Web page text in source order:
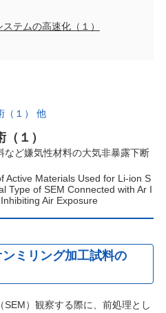
テムの高速化（１）
（１） 他
１）
など嫌気性材料の大気非暴露下断
Active Materials Used for Li-ion S
Type of SEM Connected with Ar I
Air Exposure
ミリング加工試料の
）観察する際に、前処理とし